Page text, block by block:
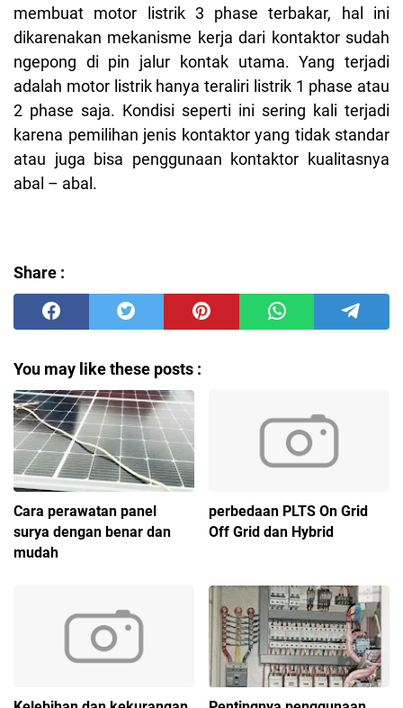
membuat motor listrik 3 phase terbakar, hal ini
dikarenakan mekanisme kerja dari kontaktor sudah
ngepong di pin jalur kontak utama. Yang terjadi
adalah motor listrik hanya teraliri listrik 1 phase atau
2 phase saja. Kondisi seperti ini sering kali terjadi
karena pemilihan jenis kontaktor yang tidak standar
atau juga bisa penggunaan kontaktor kualitasnya
abal – abal.
Share :
You may like these posts :
Cara perawatan panel
surya dengan benar dan
mudah
perbedaan PLTS On Grid
Off Grid dan Hybrid